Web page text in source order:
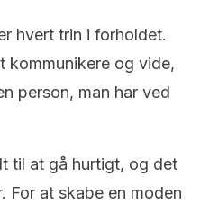
hvert trin i forholdet.
kommunikere og vide,
person, man har ved
til at gå hurtigt, og det
For at skabe en moden